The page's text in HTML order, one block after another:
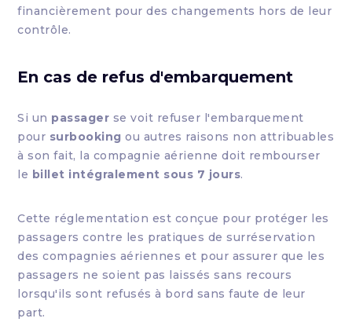
financièrement pour des changements hors de leur
contrôle.
En cas de refus d'embarquement
Si un passager se voit refuser l'embarquement
pour surbooking ou autres raisons non attribuables
à son fait, la compagnie aérienne doit rembourser
le billet intégralement sous 7 jours.
Cette réglementation est conçue pour protéger les
passagers contre les pratiques de surréservation
des compagnies aériennes et pour assurer que les
passagers ne soient pas laissés sans recours
lorsqu'ils sont refusés à bord sans faute de leur
part.